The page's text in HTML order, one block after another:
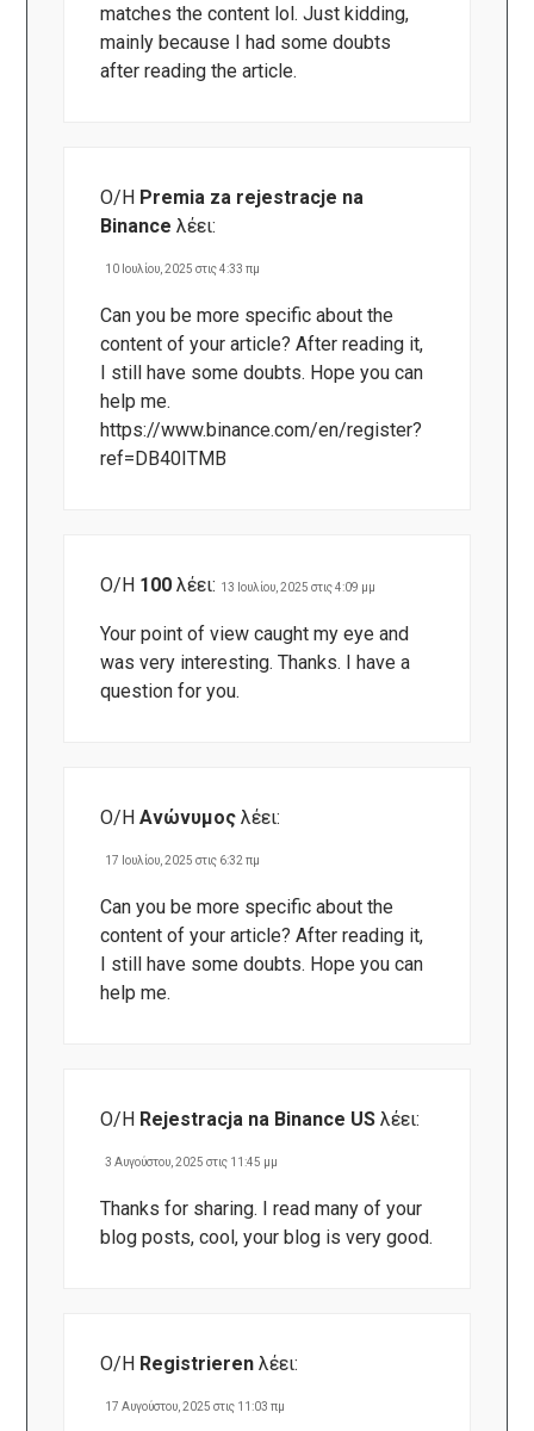
matches the content lol. Just kidding,
mainly because I had some doubts
after reading the article.
Ο/Η Premia za rejestracje na
Binance λέει:
10 Ιουλίου, 2025 στις 4:33 πμ
Can you be more specific about the
content of your article? After reading it,
I still have some doubts. Hope you can
help me.
https://www.binance.com/en/register?
ref=DB40ITMB
Ο/Η 100 λέει: 13 Ιουλίου, 2025 στις 4:09 μμ
Your point of view caught my eye and
was very interesting. Thanks. I have a
question for you.
Ο/ΗΑνώνυμος λέει:
17 Ιουλίου, 2025 στις 6:32 πμ
Can you be more specific about the
content of your article? After reading it,
I still have some doubts. Hope you can
help me.
Ο/Η Rejestracja na Binance US λέει:
3 Αυγούστου, 2025 στις 11:45 μμ
Thanks for sharing. I read many of your
blog posts, cool, your blog is very good.
Ο/Η Registrieren λέει:
17 Αυγούστου, 2025 στις 11:03 πμ